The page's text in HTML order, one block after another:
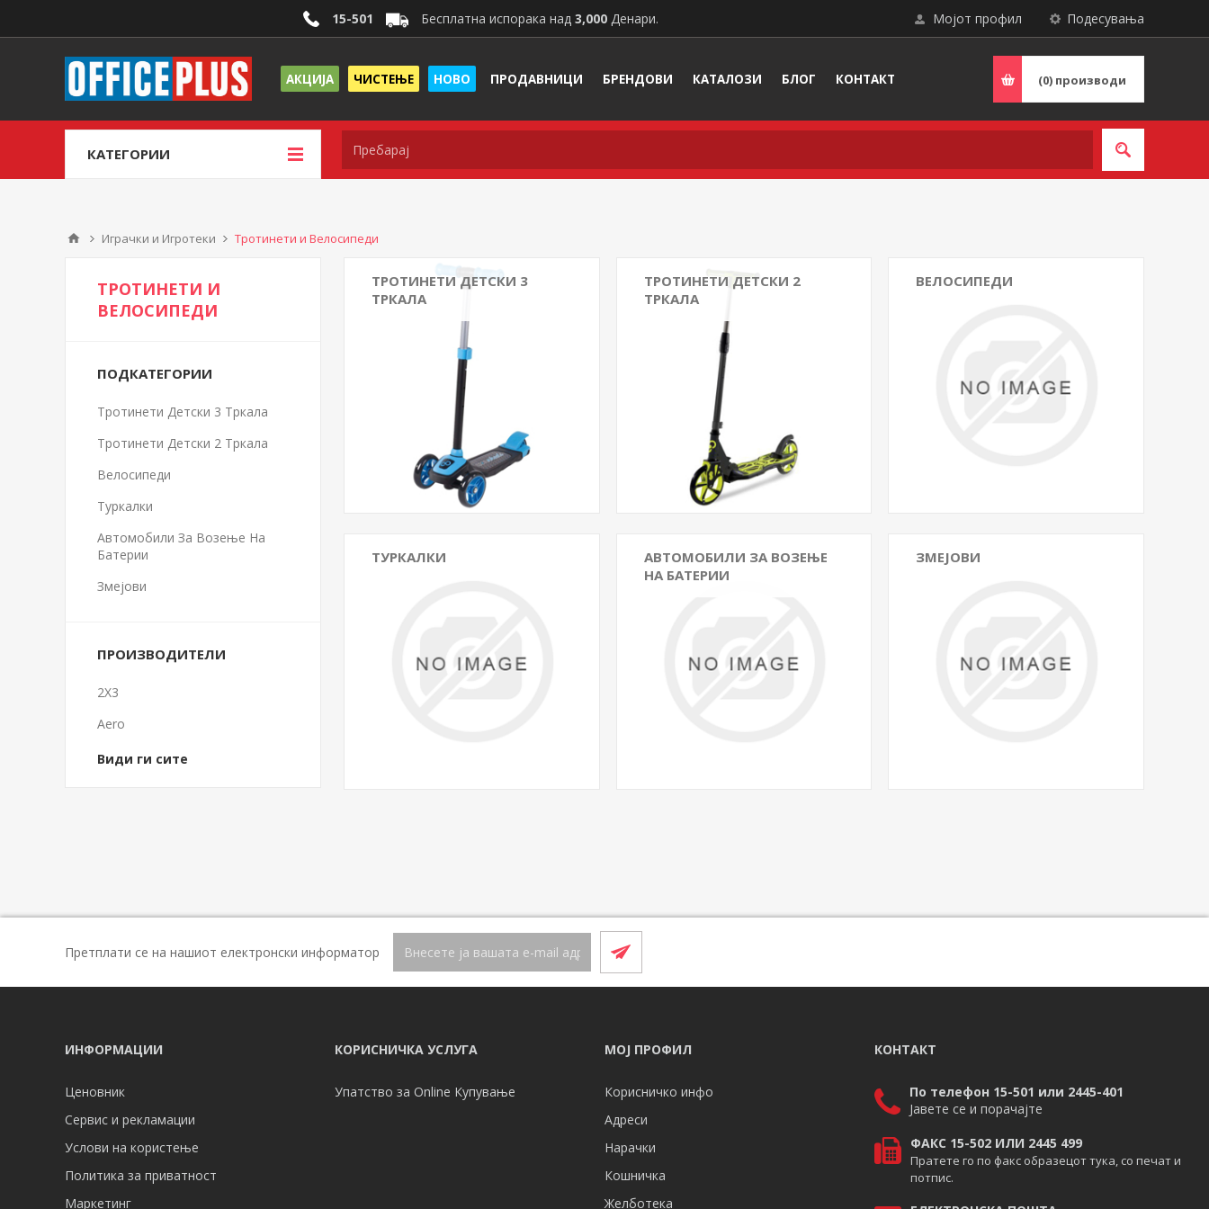
Подесувања
Мојот профил
15-501 Бесплатна испорака над 3,000 Денари.
АКЦИЈА ЧИСТЕЊЕ НОВО ПРОДАВНИЦИ БРЕНДОВИ КАТАЛОЗИ БЛОГ КОНТАКТ (0) производи
КАТЕГОРИИ
Играчки и Игротеки Тротинети и Велосипеди
ТРОТИНЕТИ ДЕТСКИ 3
ТРКАЛА
ТРОТИНЕТИ ДЕТСКИ 2
ТРКАЛА
ВЕЛОСИПЕДИ
ТУРКАЛКИ
АВТОМОБИЛИ ЗА ВОЗЕЊЕ
НА БАТЕРИИ
ЗМЕЈОВИ
ТРОТИНЕТИ И
ВЕЛОСИПЕДИ
ПОДКАТЕГОРИИ
Тротинети Детски 3 Тркала
Тротинети Детски 2 Тркала
Велосипеди
Туркалки
Автомобили За Возење На
Батерии
Змејови
ПРОИЗВОДИТЕЛИ
2X3
Aero
Види ги сите
Претплати се на нашиот електронски информатор
ИНФОРМАЦИИ
Ценовник
Сервис и рекламации
Услови на користење
Политика за приватност
Маркетинг
КОРИСНИЧКА УСЛУГА
Упатство за Online Купување
МОЈ ПРОФИЛ
Корисничко инфо
Адреси
Нарачки
Кошничка
Желботека
КОНТАКТ
По телефон 15-501 или 2445-401
Јавете се и порачајте
ФАКС 15-502 ИЛИ 2445 499
Пратете го по факс образецот тука, со печат и
потпис.